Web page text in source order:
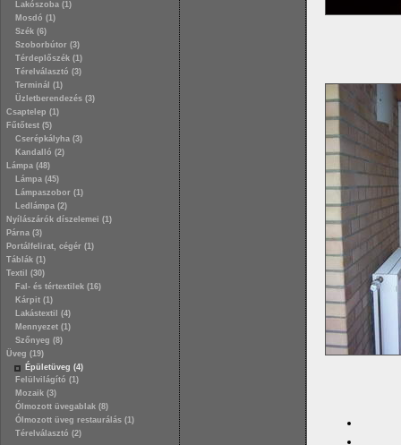
Lakószoba (1)
Mosdó (1)
Szék (6)
Szoborbútor (3)
Térdeplőszék (1)
Térelválasztó (3)
Terminál (1)
Üzletberendezés (3)
Csaptelep (1)
Fűtőtest (5)
Cserépkályha (3)
Kandalló (2)
Lámpa (48)
Lámpa (45)
Lámpaszobor (1)
Ledlámpa (2)
Nyílászárók díszelemei (1)
Párna (3)
Portálfelirat, cégér (1)
Táblák (1)
Textil (30)
Fal- és tértextilek (16)
Kárpit (1)
Lakástextil (4)
Mennyezet (1)
Szőnyeg (8)
Üveg (19)
Épületüveg (4)
Felülvilágító (1)
Mozaik (3)
Ólmozott üvegablak (8)
Ólmozott üveg restaurálás (1)
Térelválasztó (2)